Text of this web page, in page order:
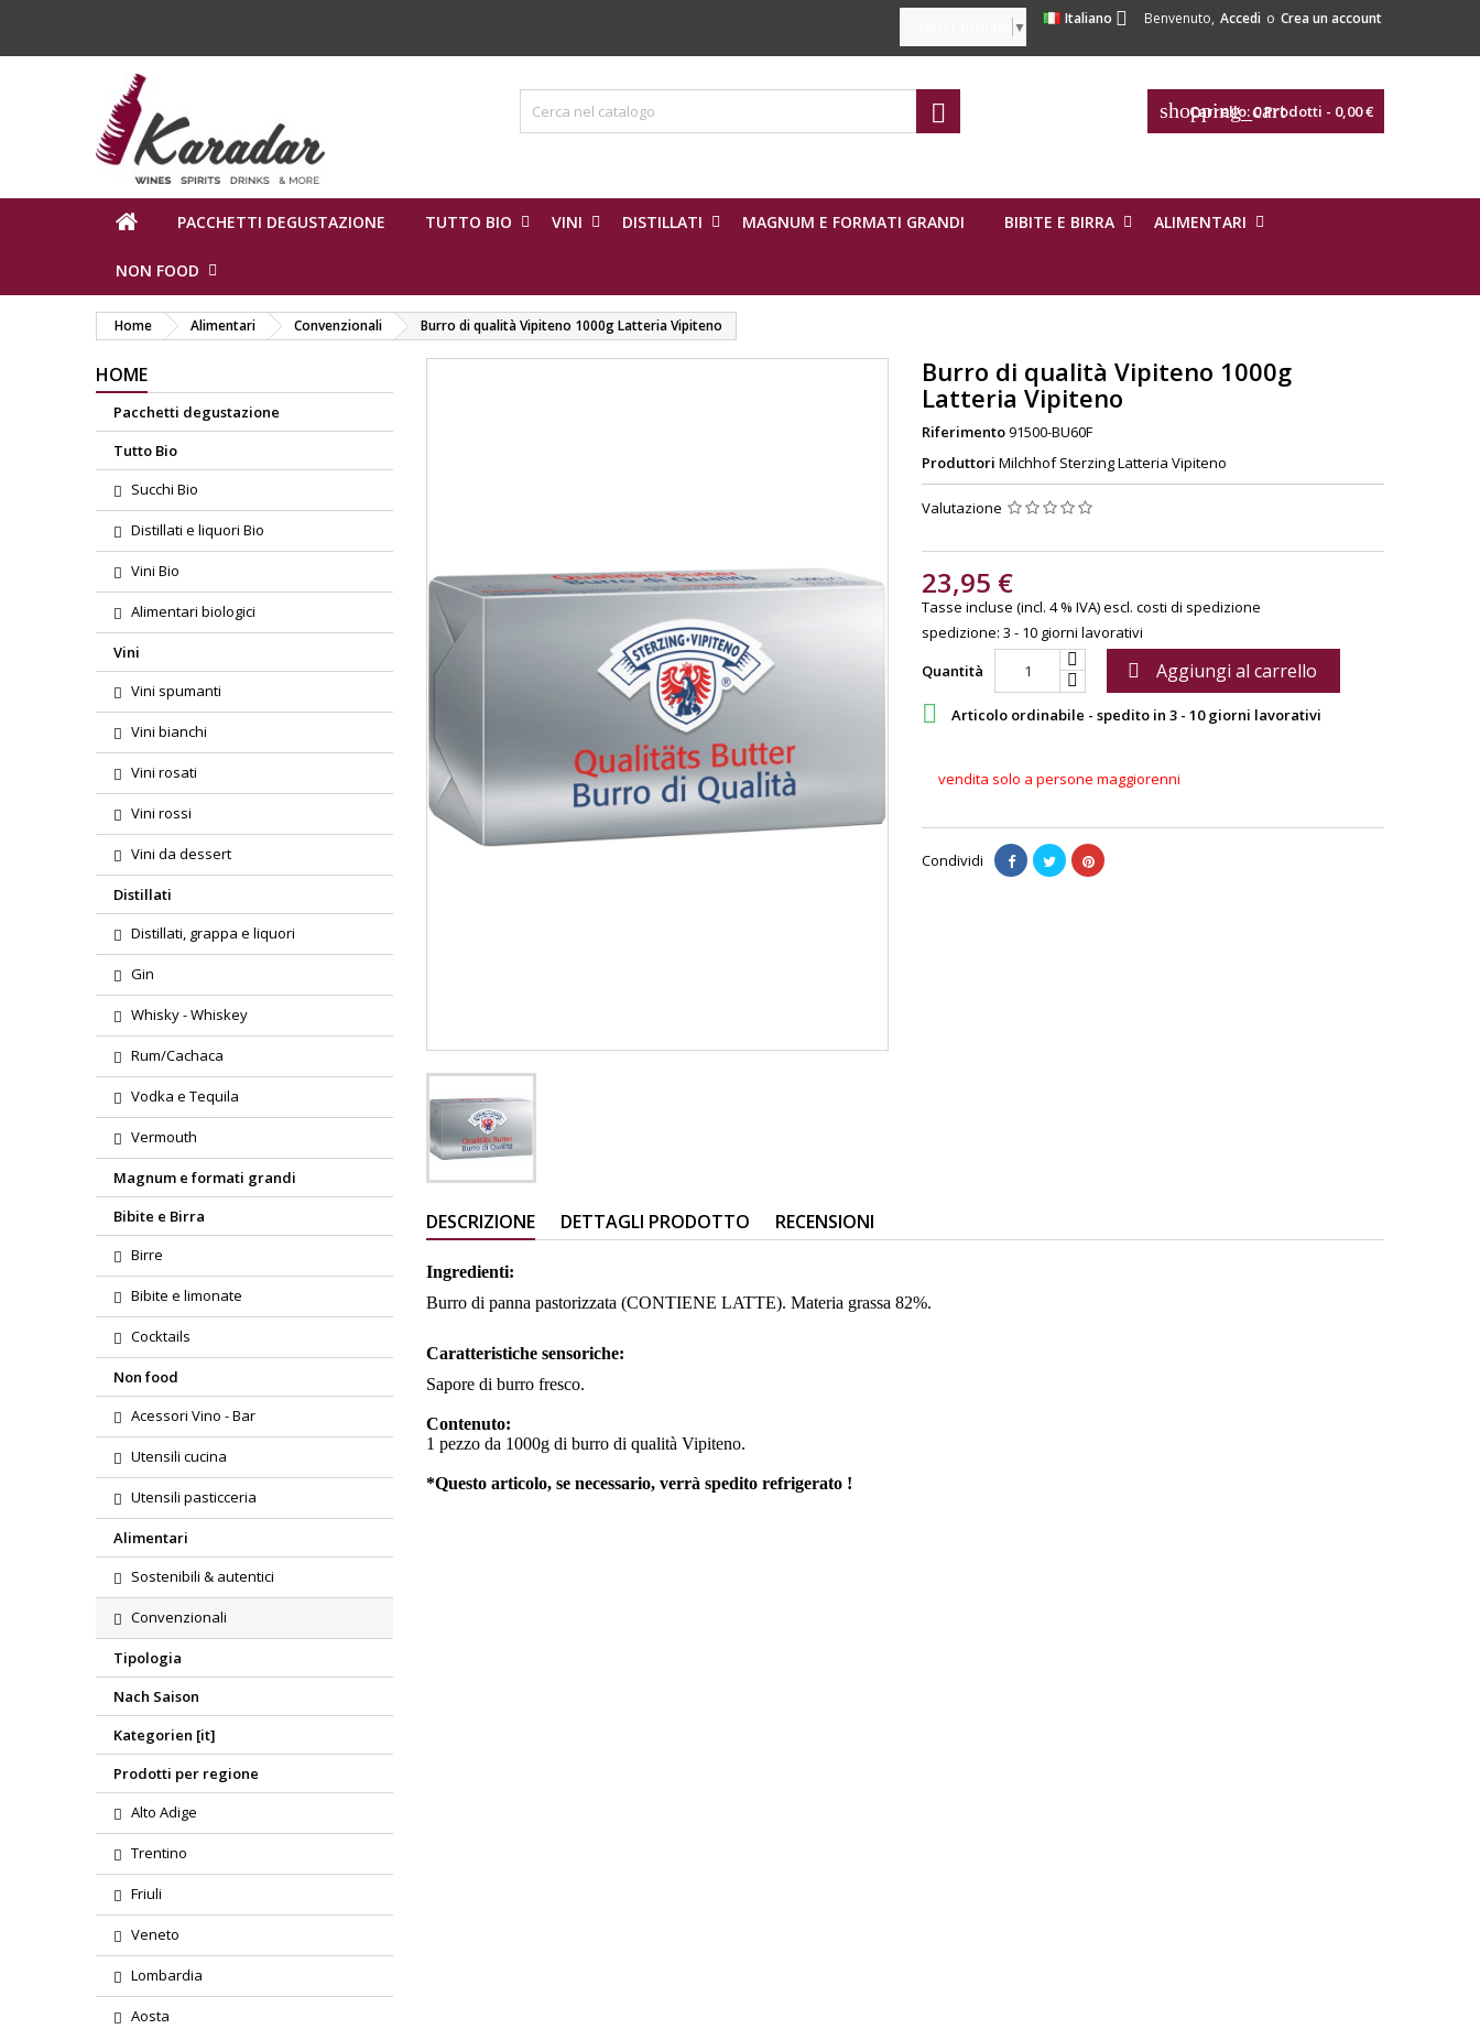
Benvenuto, Accedi o Crea un account
Italiano 
▼
shopping_cart
Carrello:0Prodotti - 0,00 €

PACCHETTI DEGUSTAZIONE TUTTO BIO VINI DISTILLATI MAGNUM E FORMATI GRANDI BIBITE E BIRRA ALIMENTARI
NON FOOD
Home Alimentari Convenzionali Burro di qualità Vipiteno 1000g Latteria Vipiteno
HOME
Pacchetti degustazione
Tutto Bio
Succhi Bio
Distillati e liquori Bio
Vini Bio
Alimentari biologici
Vini
Vini spumanti
Vini bianchi
Vini rosati
Vini rossi
Vini da dessert
Distillati
Distillati, grappa e liquori
Gin
Whisky - Whiskey
Rum/Cachaca
Vodka e Tequila
Vermouth
Magnum e formati grandi
Bibite e Birra
Birre
Bibite e limonate
Cocktails
Non food
Acessori Vino - Bar
Utensili cucina
Utensili pasticceria
Alimentari
Sostenibili & autentici
Convenzionali
Tipologia
Nach Saison
Kategorien [it]
Prodotti per regione
Alto Adige
Trentino
Friuli
Veneto
Lombardia
Aosta
Burro di qualità Vipiteno 1000g
Latteria Vipiteno
Riferimento91500-BU60F
Produttori Milchhof Sterzing Latteria Vipiteno
Valutazione
23,95 €
Tasse incluse (incl. 4 % IVA)escl. costi di spedizione
spedizione: 3 - 10 giorni lavorativi
Quantità
 Aggiungi al carrello
 Articolo ordinabile - spedito in 3 - 10 giorni lavorativi
vendita solo a persone maggiorenni
Condividi
DESCRIZIONE DETTAGLI PRODOTTO RECENSIONI
Ingredienti:
Burro di panna pastorizzata (CONTIENE LATTE). Materia grassa 82%.
Caratteristiche sensoriche:
Sapore di burro fresco.
Contenuto:
1 pezzo da 1000g di burro di qualità Vipiteno.
*Questo articolo, se necessario, verrà spedito refrigerato !